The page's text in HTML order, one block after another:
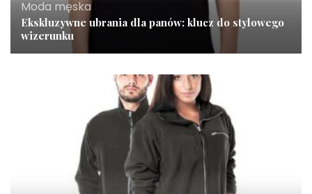
Moda męska
Ekskluzywne ubrania dla panów: klucz do stylowego
wizerunku